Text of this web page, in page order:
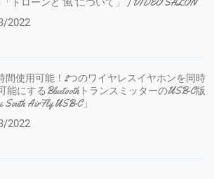
2022
間使用可能！2つのワイヤレスイヤホンを同時
能にするBluetoothトランスミッターのUSB-C版
South AirFly USB-C」
2022